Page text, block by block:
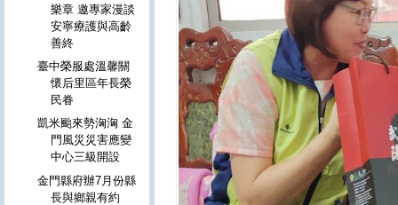
樂章 邀專家漫談
安寧療護與高齡
善終
臺中榮服處溫馨關
懷后里區年長榮
民眷
凱米颱來勢洶洶 金
門風災災害應變
中心三級開設
金門縣府辦7月份縣
長與鄉親有約